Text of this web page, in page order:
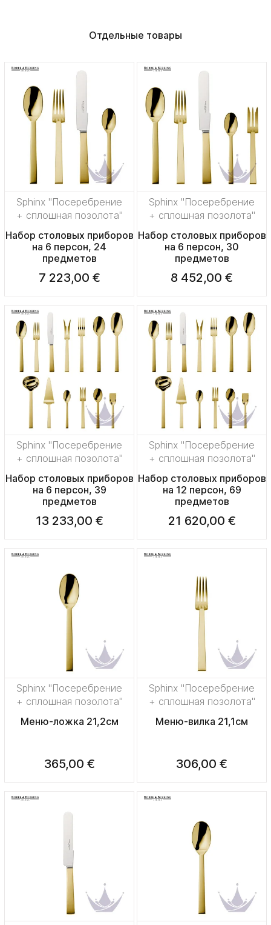
Отдельные товары
Sphinx "Посеребрение
+ сплошная позолота"
Набор столовых приборов
на 6 персон, 24
предметов
7 223,00 €
Sphinx "Посеребрение
+ сплошная позолота"
Набор столовых приборов
на 6 персон, 30
предметов
8 452,00 €
Sphinx "Посеребрение
+ сплошная позолота"
Набор столовых приборов
на 6 персон, 39
предметов
13 233,00 €
Sphinx "Посеребрение
+ сплошная позолота"
Набор столовых приборов
на 12 персон, 69
предметов
21 620,00 €
Sphinx "Посеребрение
+ сплошная позолота"
Меню-ложка 21,2см
365,00 €
Sphinx "Посеребрение
+ сплошная позолота"
Меню-вилка 21,1см
306,00 €